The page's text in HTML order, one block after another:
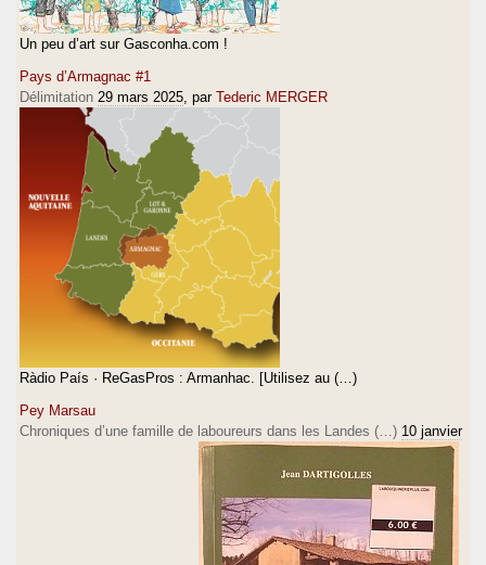
Un peu d’art sur Gasconha.com !
Pays d’Armagnac #1
Délimitation 29 mars 2025 , par Tederic MERGER
Ràdio País · ReGasPros : Armanhac. [Utilisez au (…)
Pey Marsau
Chroniques d’une famille de laboureurs dans les Landes (…) 10 janvier